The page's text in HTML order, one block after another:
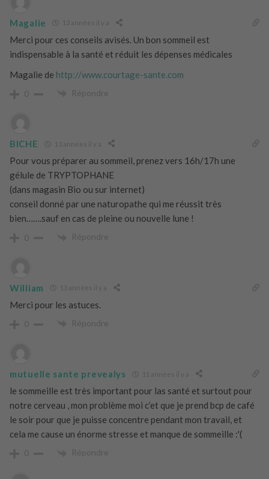
Magalie 13 années il y a
Merci pour ces conseils avisés. Un bon sommeil est
indispensable à la santé et réduit les dépenses médicales
Magalie de http://www.courtage-sante.com
0 Répondre
BICHE 13 années il y a
Pour vous préparer au sommeil, prenez vers 16h/17h une
gélule de TRYPTOPHANE
(dans magasin Bio ou sur internet)
conseil donné par une naturopathe qui me réussit très
bien…….sauf en cas de pleine ou nouvelle lune !
0 Répondre
William 13 années il y a
Merci pour les astuces.
0 Répondre
mutuelle sante prevealys 11 années il y a
le sommeille est très important pour las santé et surtout pour
notre cerveau , mon problème moi c’et que je prend bcp de café
le soir pour que je puisse concentre pendant mon travail, et
cela me cause un énorme stresse et manque de sommeille :'(
0 Répondre